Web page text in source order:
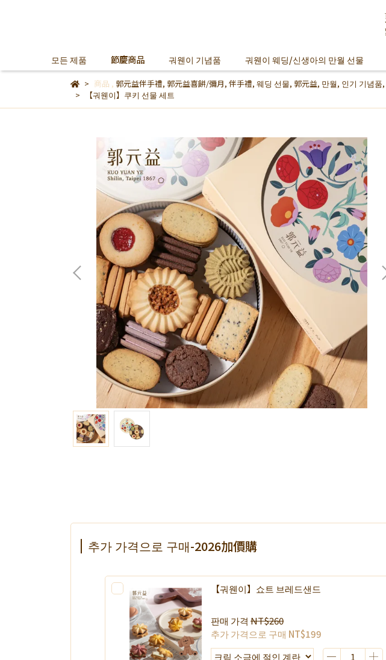
모든 제품 節慶商品 궈웬이 기념품 궈웬이 웨딩/신생아의 만월 선물
商品 , 郭元益伴手禮, 郭元益喜餅/彌月, 伴手禮, 웨딩 선물, 郭元益, 만월, 인기 기념품,
【궈웬이】쿠키 선물 세트
추가 가격으로 구매-2026加價購
【궈웬이】쇼트 브레드샌드
판매 가격 NT$260
추가 가격으로 구매 NT$199